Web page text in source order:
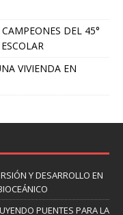
DEL 45°
VIVIENDA EN
Y DESARROLLO EN
PUENTES PARA LA